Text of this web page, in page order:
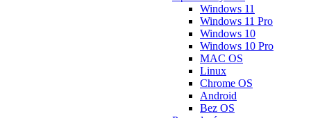
Windows 11
Windows 11 Pro
Windows 10
Windows 10 Pro
MAC OS
Linux
Chrome OS
Android
Bez OS